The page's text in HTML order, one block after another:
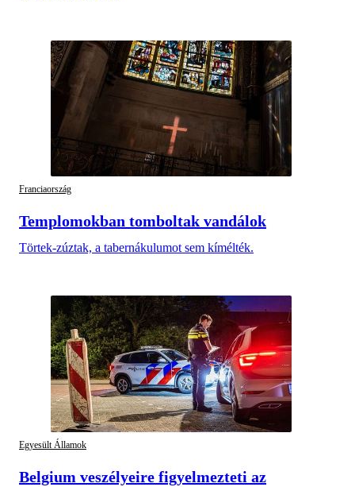
Franciaország
Templomokban tomboltak vandálok
Törtek-zúztak, a tabernákulumot sem kímélték.
Egyesült Államok
Belgium veszélyeire figyelmezteti az